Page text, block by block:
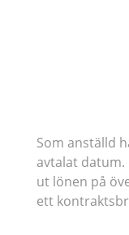
Som anställd
avtalat
ut lönen på
ett